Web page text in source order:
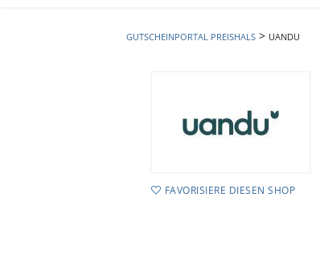
GUTSCHEINPORTAL PREISHALS > UANDU
FAVORISIERE DIESEN SHOP